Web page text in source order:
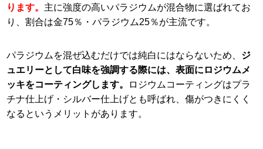
ります。 主に強度の高いパラジウムが混合物に選ばれてお
り、割合は金75％・パラジウム25％が主流です。
パラジウムを混ぜ込むだけでは純白にはならないため、 ジ
ュエリーとして白味を強調する際には、表面にロジウムメ
ッキをコーティングします。
ロジウムコーティングはプラ
チナ仕上げ・シルバー仕上げとも呼ばれ、傷がつきにくく
なるというメリットがあります。